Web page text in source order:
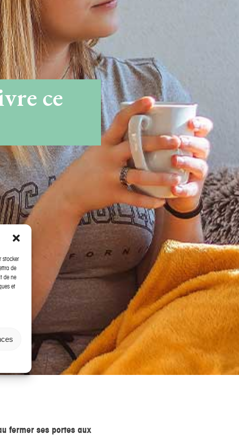
stocker
de
de ne
et
ce
fermer ses portes aux